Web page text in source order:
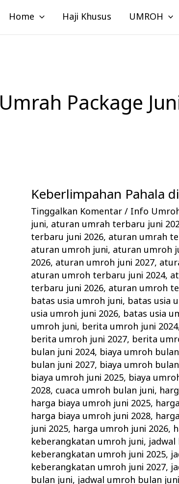
Home Haji Khusus UMROH
Umrah Package
Keberlimpahan Pahala
Tinggalkan Komentar / Info
juni, aturan umrah terbaru juni
terbaru juni 2026, aturan umrah
aturan umroh juni, aturan umroh
2026, aturan umroh juni 2027,
aturan umroh terbaru juni 2024,
terbaru juni 2026, aturan umroh
batas usia umroh juni, batas usia
usia umroh juni 2026, batas usia
umroh juni, berita umroh juni 2024
berita umroh juni 2027, berita
bulan juni 2024, biaya umroh
bulan juni 2027, biaya umroh
biaya umroh juni 2025, biaya
2028, cuaca umroh bulan juni,
harga biaya umroh juni 2025,
harga biaya umroh juni 2028,
juni 2025, harga umroh juni 2026,
keberangkatan umroh juni,
keberangkatan umroh juni 2025,
keberangkatan umroh juni 2027,
bulan juni, jadwal umroh bulan
Keberlimpahan
Pahala
di
Umroh
Juni
&
Tata
Caranya